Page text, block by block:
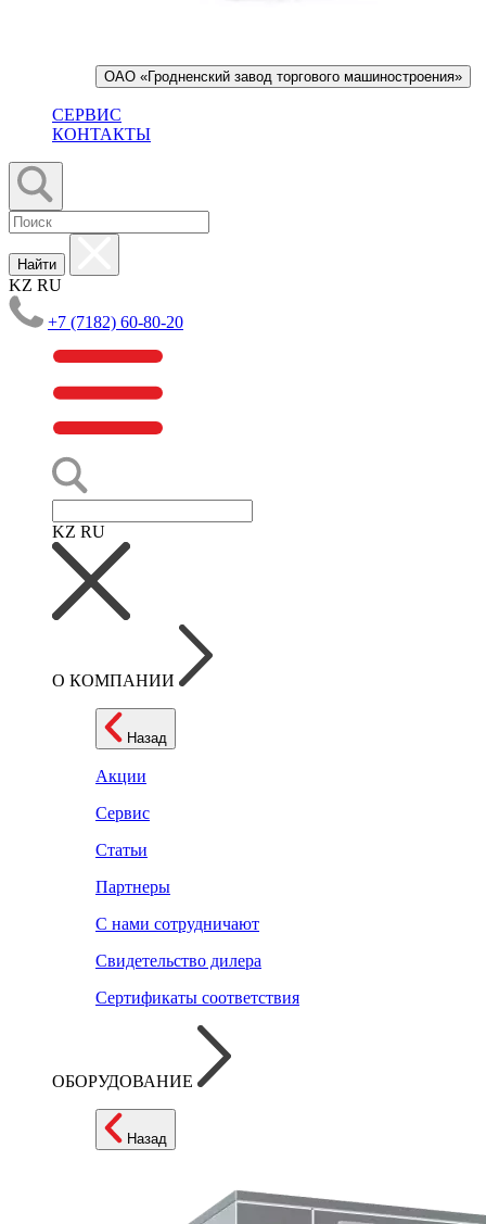
ОАО «Гродненский завод торгового машиностроения»
СЕРВИС
КОНТАКТЫ
Найти
KZ RU
+7 (7182) 60-80-20
KZ RU
О КОМПАНИИ
Назад
Акции
Сервис
Статьи
Партнеры
С нами сотрудничают
Свидетельство дилера
Сертификаты соответствия
ОБОРУДОВАНИЕ
Назад